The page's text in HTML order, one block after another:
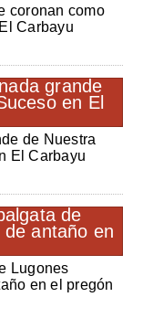
coronan como
Carbayu
de Nuestra
El Carbayu
Lugones
en el pregón